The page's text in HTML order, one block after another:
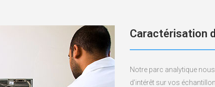
Caractérisation
Notre parc analytique
d’intérêt sur vos